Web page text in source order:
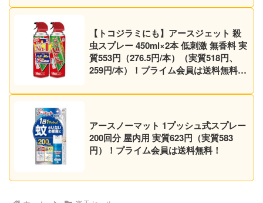
【トコジラミにも】アースジェット 殺
虫スプレー 450ml×2本 低刺激 無香料 実
質553円（276.5円/本）（実質518円、
259円/本）！プライム会員は送料無料！
アースノーマット 1プッシュ式スプレー
200回分 屋内用 実質623円（実質583
円）！プライム会員は送料無料！